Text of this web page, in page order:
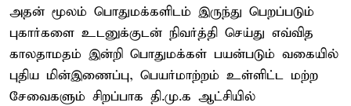
அதன் மூலம் பொதுமக்களிடம் இருந்து பெறப்படும்
புகார்களை உடனுக்குடன் நிவர்த்தி செய்து எவ்வித
காலதாமதம் இன்றி பொதுமக்கள் பயன்படும் வகையில்
புதிய மின்இணைப்பு, பெயர்மாற்றம் உள்ளிட்ட மற்ற
சேவைகளும் சிறப்பாக தி.மு.க ஆட்சியில்